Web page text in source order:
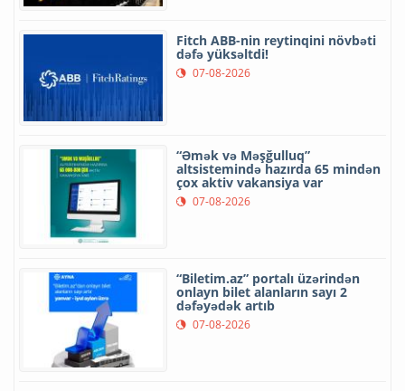
Fitch ABB-nin reytinqini növbəti
dəfə yüksəltdi!
07-08-2026
“Əmək və Məşğulluq”
altsistemində hazırda 65 mindən
çox aktiv vakansiya var
07-08-2026
“Biletim.az” portalı üzərindən
onlayn bilet alanların sayı 2
dəfəyədək artıb
07-08-2026